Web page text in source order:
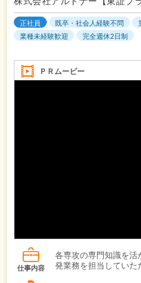
正社員 既卒・社会人経験不問
業種未経験歓迎
完全週休2日制
ＰＲムービー
仕事内容
各専攻の専門知識を活
発業務を担当していた